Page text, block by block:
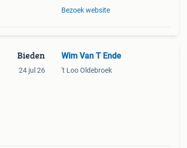
Bezoek website
Bieden
24 jul 26
Wim Van T Ende
't Loo Oldebroek